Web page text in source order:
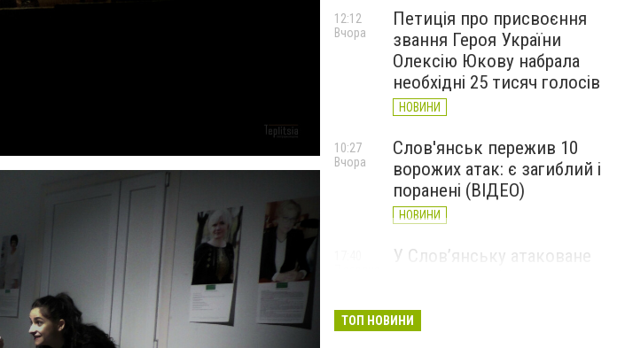
Петиція про присвоєння
звання Героя України
Олексію Юкову набрала
необхідні 25 тисяч голосів
НОВИНИ
12:12
Вчора
Слов'янськ пережив 10
ворожих атак: є загиблий і
поранені (ВІДЕО)
НОВИНИ
10:27
Вчора
У Слов’янську атаковане
НОВИНИ
ТОП НОВИНИ